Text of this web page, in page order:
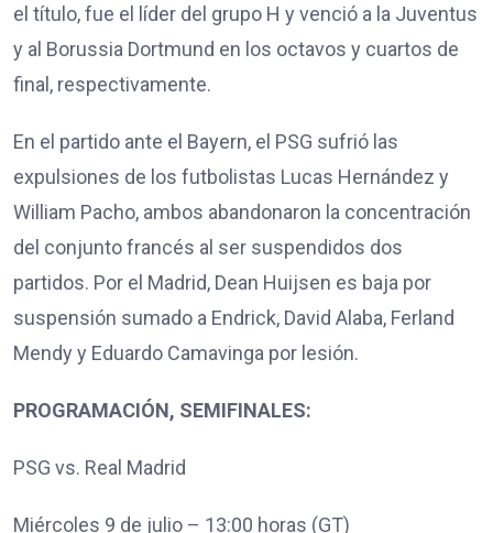
el título, fue el líder del grupo H y venció a la Juventus
y al Borussia Dortmund en los octavos y cuartos de
final, respectivamente.
En el partido ante el Bayern, el PSG sufrió las
expulsiones de los futbolistas Lucas Hernández y
William Pacho, ambos abandonaron la concentración
del conjunto francés al ser suspendidos dos
partidos. Por el Madrid, Dean Huijsen es baja por
suspensión sumado a Endrick, David Alaba, Ferland
Mendy y Eduardo Camavinga por lesión.
PROGRAMACIÓN, SEMIFINALES:
PSG vs. Real Madrid
Miércoles 9 de julio – 13:00 horas (GT)